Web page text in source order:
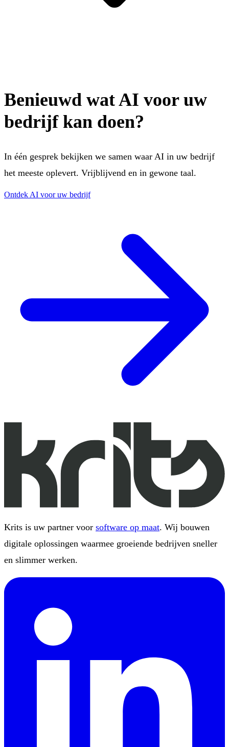
Benieuwd wat AI voor uw
bedrijf kan doen?
In één gesprek bekijken we samen waar AI in uw bedrijf
het meeste oplevert. Vrijblijvend en in gewone taal.
Ontdek AI voor uw bedrijf
Krits is uw partner voor software op maat. Wij bouwen
digitale oplossingen waarmee groeiende bedrijven sneller
en slimmer werken.